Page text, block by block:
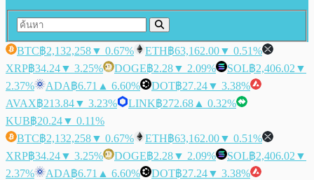
BTC฿2,132,258▼ 0.67% ETH฿63,162.00▼ 0.51%
XRP฿34.24▼ 3.25% DOGE฿2.28▼ 2.09% SOL฿2,406.02 ▼
2.37%
ADA฿6.71 ▲ 6.60% DOT฿27.24▼ 3.38%
AVAX฿213.84▼ 3.23% LINK฿272.68 ▲ 0.32%
KUB฿20.24▼ 0.11%
BTC฿2,132,258▼ 0.67% ETH฿63,162.00▼ 0.51%
XRP฿34.24▼ 3.25% DOGE฿2.28▼ 2.09% SOL฿2,406.02 ▼
2.37%
ADA฿6.71 ▲ 6.60% DOT฿27.24▼ 3.38%